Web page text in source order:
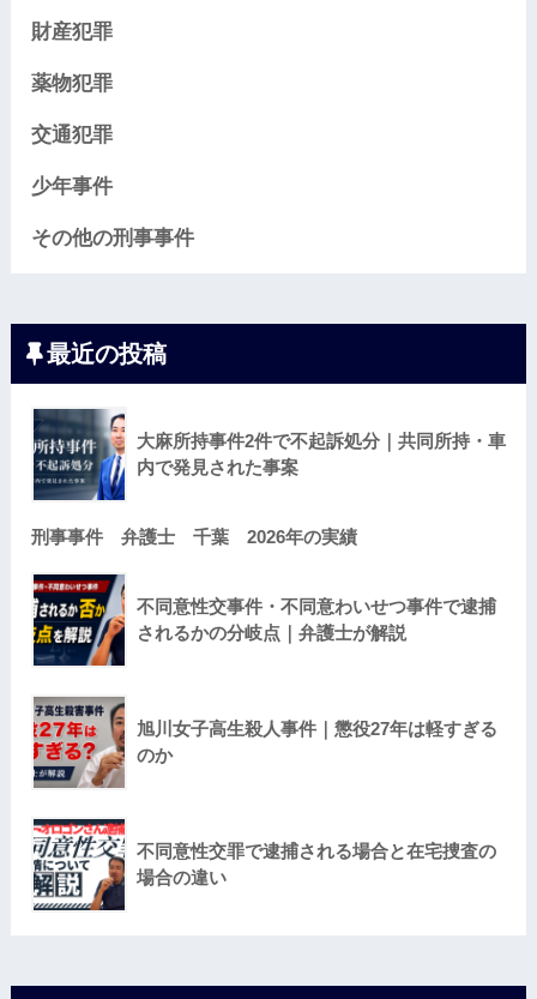
財産犯罪
薬物犯罪
交通犯罪
少年事件
その他の刑事事件
最近の投稿
大麻所持事件2件で不起訴処分｜共同所持・車
内で発見された事案
刑事事件 弁護士 千葉 2026年の実績
不同意性交事件・不同意わいせつ事件で逮捕
されるかの分岐点｜弁護士が解説
旭川女子高生殺人事件｜懲役27年は軽すぎる
のか
不同意性交罪で逮捕される場合と在宅捜査の
場合の違い